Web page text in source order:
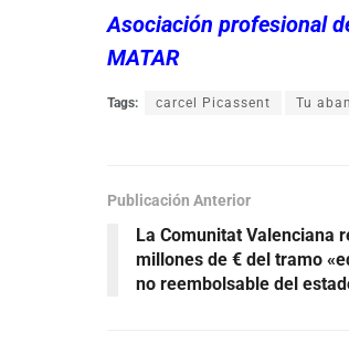
Asociación profesional
MATAR
Tags: carcel Picassent Tu
Publicación Anterior
La Comunitat Valenciana
millones de € del tramo
no reembolsable del